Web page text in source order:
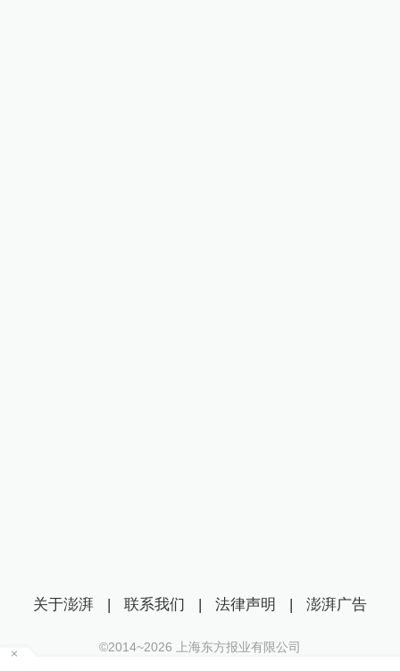
关于澎湃 | 联系我们 | 法律声明 | 澎湃广告
©2014~2026 上海东方报业有限公司